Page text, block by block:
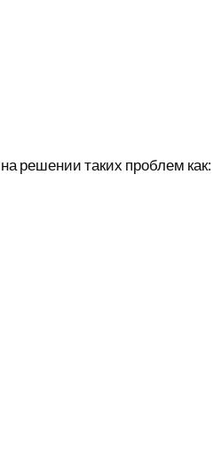
решении таких проблем как: